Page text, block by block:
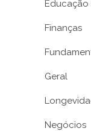
Educação
Finanças
Geral
Negócios